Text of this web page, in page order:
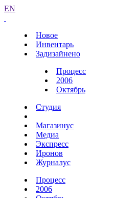
EN
Новое
Инвентарь
Задизайнено
Процесс
2006
Октябрь
Студия
Магазинус
Медиа
Экспресс
Иронов
Журналус
Процесс
2006